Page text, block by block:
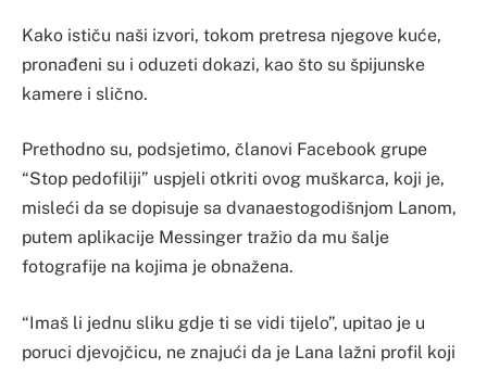
Kako ističu naši izvori, tokom pretresa njegove kuće,
pronađeni su i oduzeti dokazi, kao što su špijunske
kamere i slično.
Prethodno su, podsjetimo, članovi Facebook grupe
“Stop pedofiliji” uspjeli otkriti ovog muškarca, koji je,
misleći da se dopisuje sa dvanaestogodišnjom Lanom,
putem aplikacije Messinger tražio da mu šalje
fotografije na kojima je obnažena.
“Imaš li jednu sliku gdje ti se vidi tijelo”, upitao je u
poruci djevojčicu, ne znajući da je Lana lažni profil koji